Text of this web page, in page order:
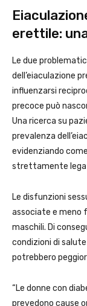
erettile:
Le due
dell’eiaculazione
influenzarsi
precoce può
Una ricerca su
prevalenza
evidenziando
strettamente
Le disfunzioni
associate e meno
maschili. Di
condizioni di
potrebbero
“Le donne con
prevedono cause